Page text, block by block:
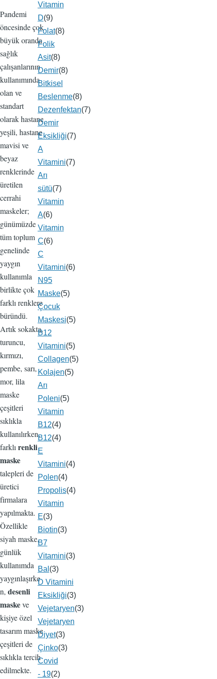
Pandemi
öncesinde çok
büyük oranda
sağlık
çalışanlarının
kullanımında
olan ve
standart
olarak hastane
yeşili, hastane
mavisi ve
beyaz
renklerinde
üretilen
cerrahi
maskeler;
günümüzde
tüm toplum
genelinde
yaygın
kullanımla
birlikte çok
farklı renklere
büründü.
Artık sokakta,
turuncu,
kırmızı,
pembe, sarı,
mor, lila
maske
çeşitleri
sıklıkla
kullanılırken,
farklı renkli
maske
talepleri de
üretici
firmalara
yapılmakta.
Özellikle
siyah maske,
günlük
kullanımda
yaygınlaşırke
n, desenli
maskeve
kişiye özel
tasarım maske
çeşitleri de
sıklıkla tercih
edilmekte.
Vitamin
D(9)
Folat(8)
Folik
Asit(8)
Demir(8)
Bitkisel
Beslenme(8)
Dezenfektan(7)
Demir
Eksikliği(7)
A
Vitamini(7)
Arı
sütü(7)
Vitamin
A(6)
Vitamin
C(6)
C
Vitamini(6)
N95
Maske(5)
Çocuk
Maskesi(5)
B12
Vitamini(5)
Collagen(5)
Kolajen(5)
Arı
Poleni(5)
Vitamin
B12(4)
B12(4)
E
Vitamini(4)
Polen(4)
Propolis(4)
Vitamin
E(3)
Biotin(3)
B7
Vitamini(3)
Bal (3)
D Vitamini
Eksikliği(3)
Vejetaryen(3)
Vejetaryen
Diyet(3)
Çinko(3)
Covid
- 19(2)